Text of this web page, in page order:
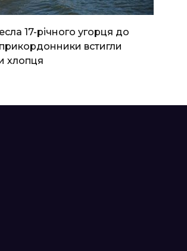
17-річного угорця до
встигли
хлопця